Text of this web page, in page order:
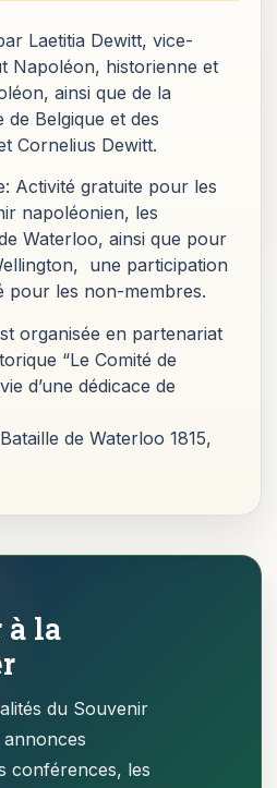
Laetitia Dewitt, vice-
Napoléon, historienne et
ainsi que de la
de Belgique et des
Cornelius Dewitt.
Activité gratuite pour les
napoléonien, les
Waterloo, ainsi que pour
une participation
pour les non-membres.
organisée en partenariat
“Le Comité de
d’une dédicace de
de Waterloo 1815,
à la
du Souvenir
conférences, les